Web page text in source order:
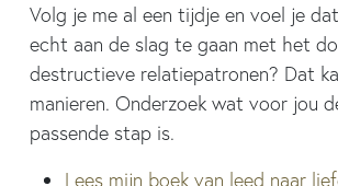
Volg je me al een tijdje en voel je
echt aan de slag te gaan met het
destructieve relatiepatronen? Dat
manieren. Onderzoek wat voor jou
passende stap is.
Lees mijn boek van leed naar